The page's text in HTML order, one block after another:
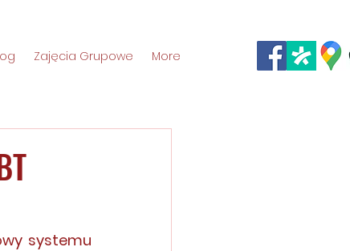
Zajęcia Grupowe More
systemu